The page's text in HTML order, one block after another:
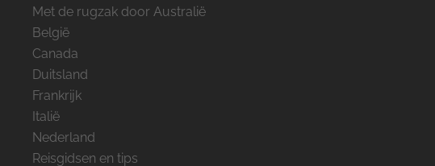
Met de rugzak door Australië
België
Canada
Duitsland
Frankrijk
Italië
Nederland
Reisgidsen en tips